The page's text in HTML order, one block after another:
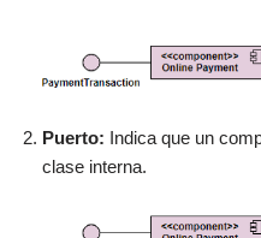
Puerto: Indica que un
clase interna.